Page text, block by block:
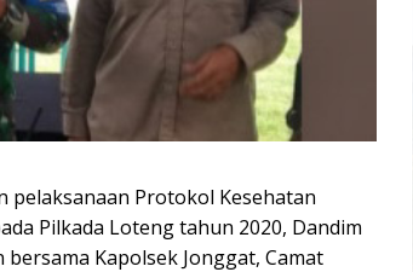
pelaksanaan Protokol Kesehatan
Pilkada Loteng tahun 2020, Dandim
Kapolsek Jonggat, Camat